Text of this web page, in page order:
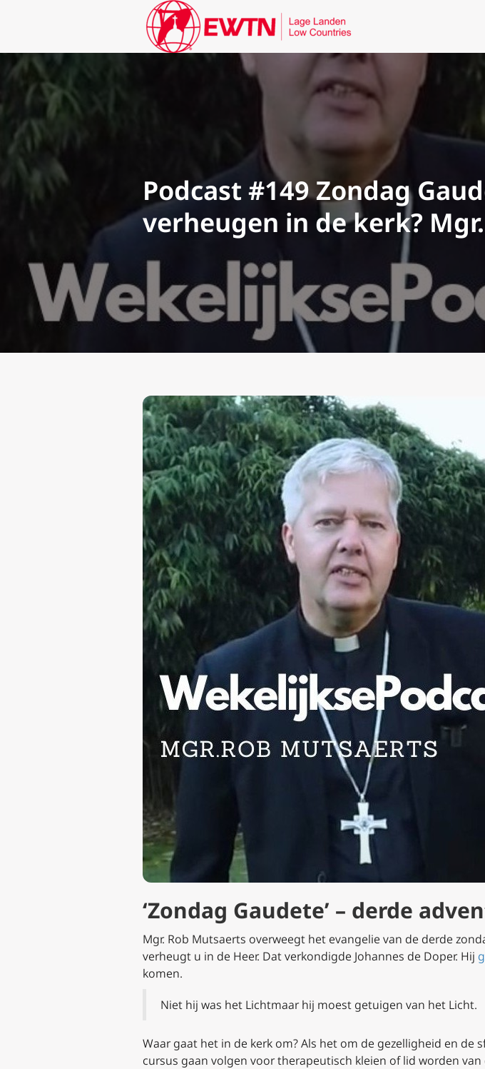
Podcast #149 Zondag
verheugen in de kerk?
‘Zondag Gaudete’ – derde
Mgr. Rob Mutsaerts overweegt het evangelie van de derde
verheugt u in de Heer. Dat verkondigde Johannes de Doper. Hij
komen.
Niet hij was het Lichtmaar hij moest getuigen van het Licht.
Waar gaat het in de kerk om? Als het om de gezelligheid en
cursus gaan volgen voor therapeutisch kleien of lid worden